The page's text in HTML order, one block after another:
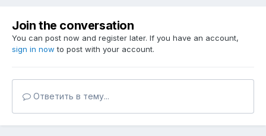
Join the conversation
You can post now and register later. If you have an account,
sign in now to post with your account.
Ответить в тему...